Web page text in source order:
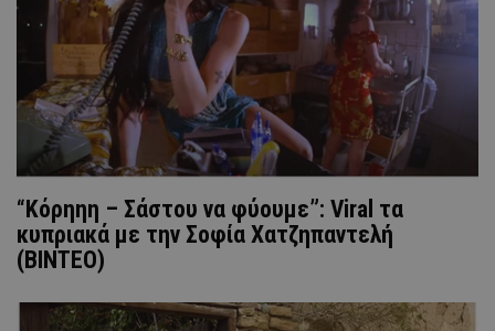
“Κόρηηη – Σάστου να φύουμε”: Viral τα
κυπριακά με την Σοφία Χατζηπαντελή
(ΒΙΝΤΕΟ)